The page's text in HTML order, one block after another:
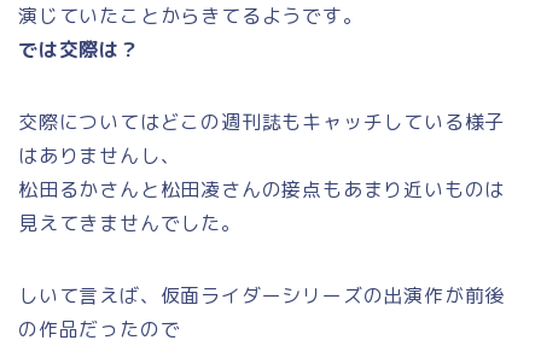
演じていたことからきてるようです。
では交際は？
交際についてはどこの週刊誌もキャッチしている様子
はありませんし、
松田るかさんと松田凌さんの接点もあまり近いものは
見えてきませんでした。
しいて言えば、仮面ライダーシリーズの出演作が前後
の作品だったので